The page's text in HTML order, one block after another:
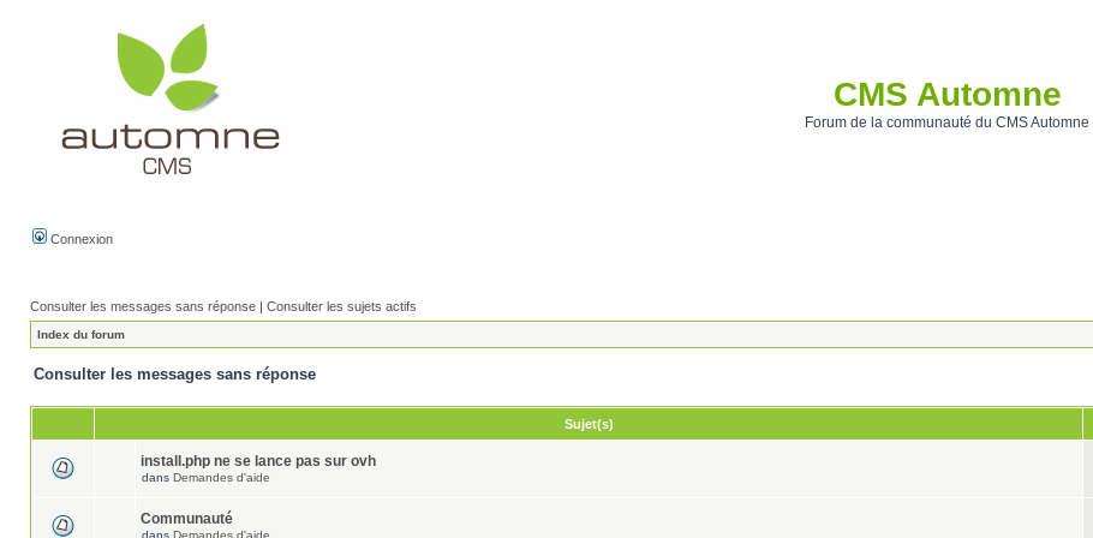
CMS Automne
Forum de la communauté du CMS Automne
Connexion
Consulter les messages sans réponse | Consulter les sujets actifs
Index du forum
Consulter les messages sans réponse
Sujet(s)
install.php ne se lance pas sur ovh
dans Demandes d'aide
Communauté
dans Demandes d'aide